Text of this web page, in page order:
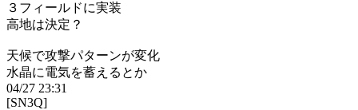
３フィールドに実装
高地は決定？
天候で攻撃パターンが変化
水晶に電気を蓄えるとか
04/27 23:31
[SN3Q]